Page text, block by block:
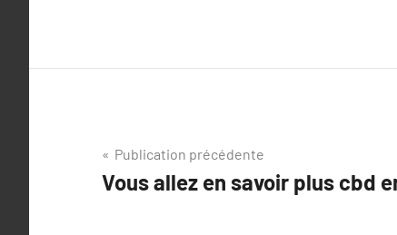
Navigation
de
Publication précédente
Vous allez en savoir plus cbd